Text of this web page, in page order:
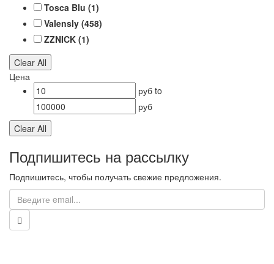
Tosca Blu (1)
ValensIy (458)
ZZNICK (1)
Clear All
Цена
руб to
руб
Clear All
Подпишитесь на рассылку
Подпишитесь, чтобы получать свежие предложения.